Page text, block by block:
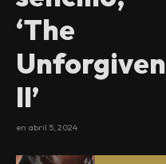
‘The
Unforgiven
II’
en abril 5, 2024